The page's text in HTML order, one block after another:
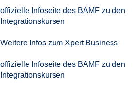
offizielle Infoseite des BAMF zu den
Integrationskursen
Weitere Infos zum Xpert Business
offizielle Infoseite des BAMF zu den
Integrationskursen